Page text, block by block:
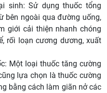
sinh: Sử dụng thuốc tổng
bên ngoài qua đường uống,
giới cải thiện nhanh chóng
rối loạn cương dương, xuất
Một loại thuốc tăng cường
lựa chọn là thuốc cường
bằng cách làm giãn nở các